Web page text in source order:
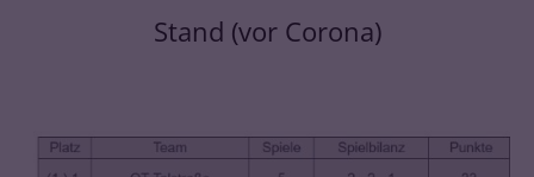
Stand (vor Corona)